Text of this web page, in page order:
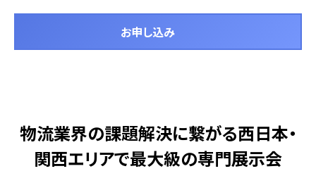
お申し込み
物流業界の課題解決に繋がる西日本・
関西エリアで最大級の専門展示会